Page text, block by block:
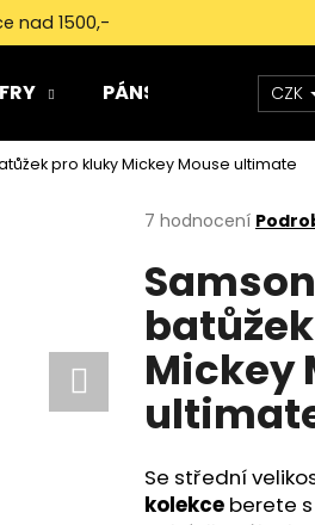
nad 1500,-
PÁNSKÉ TAŠKY CZK
pro kluky Mickey Mouse ultimate
Průměrné
produktu
je
4,9
5
hvězdiček.
7 hodnocení
Mickey
Se střední
kolekce berete